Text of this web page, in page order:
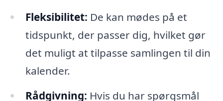
Fleksibilitet: De kan mødes på et
tidspunkt, der passer dig, hvilket gør
det muligt at tilpasse samlingen til din
kalender.
Rådgivning: Hvis du har spørgsmål